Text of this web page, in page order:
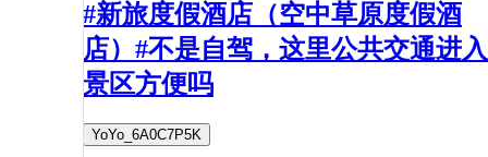
#新旅度假酒店（空中草原度假酒
店）#不是自驾，这里公共交通进入
景区方便吗
YoYo_6A0C7P5K